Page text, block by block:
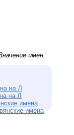
имен.
на Л
на Л
имена
имена